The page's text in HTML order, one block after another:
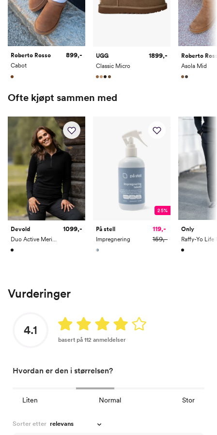
Roberto Rosso
Cabot
899,-
UGG
Classic Micro
1899,-
Roberto
Asola Mid
Ofte kjøpt sammen med
Devold
Duo Active Merino 205 Zip Neck Woman
1099,-
25%
På stell
Impregnering
119,-
159,-
Only
Vurderinger
4.1
basert på 112 anmeldelser
Hvordan er den i størrelsen?
Liten Normal Stor
Sorter etter